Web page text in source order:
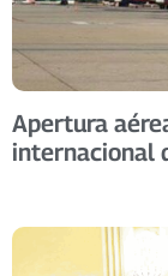
Apertura
internacional